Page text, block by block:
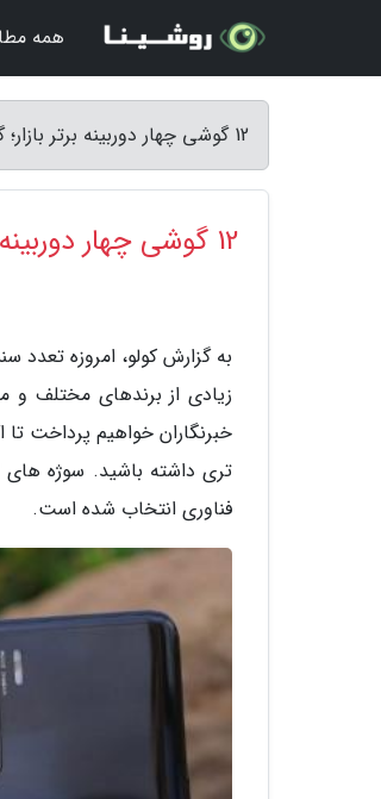
12 گوشی چهار دوربینه برتر بازار؛ گزینه های خوب برای عکاسی - کولو
12 گوشی چهار دوربینه برتر بازار؛ گزینه های خوب برای عکاسی
به گزارش کولو، امروزه
خبرنگاران خواهیم پرداخت
تری داشته باشید. سوژه های
فناوری انتخاب شده است.
همه